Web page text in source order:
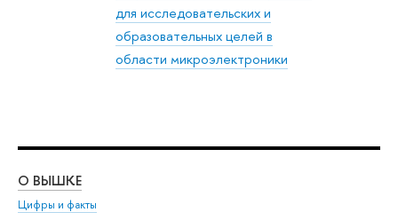
для исследовательских и
образовательных целей в
области микроэлектроники
О ВЫШКЕ
Цифры и факты